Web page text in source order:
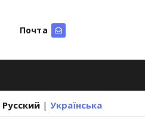
Почта
Русский | Українська